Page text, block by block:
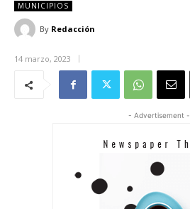
MUNICIPIOS
By Redacción
14 marzo, 2023
- Advertisement -